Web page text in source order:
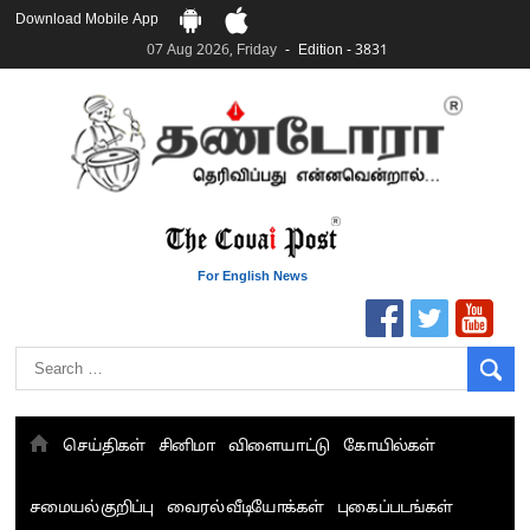
Download Mobile App
07 Aug 2026, Friday
Edition - 3831
For English News
செய்திகள் சினிமா விளையாட்டு கோயில்கள்
சமையல் குறிப்பு வைரல் வீடியோக்கள் புகைப்படங்கள்